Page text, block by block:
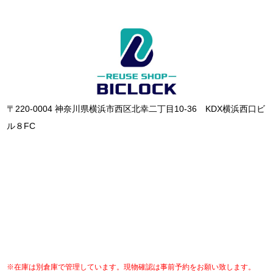
〒220-0004 神奈川県横浜市西区北幸二丁目10-36 KDX横浜西口ビ
ル８FC
※在庫は別倉庫で管理しています。現物確認は事前予約をお願い致します。